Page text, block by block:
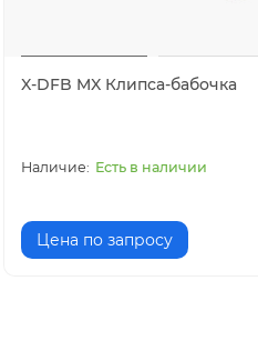
X-DFB MX Клипса-бабочка
Есть в наличии
Цена по запросу